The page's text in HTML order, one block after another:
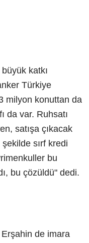
katkı
Türkiye
milyon konuttan da
da var. Ruhsatı
satışa çıkacak
sırf kredi
bu
bu çözüldü" dedi.
de imara